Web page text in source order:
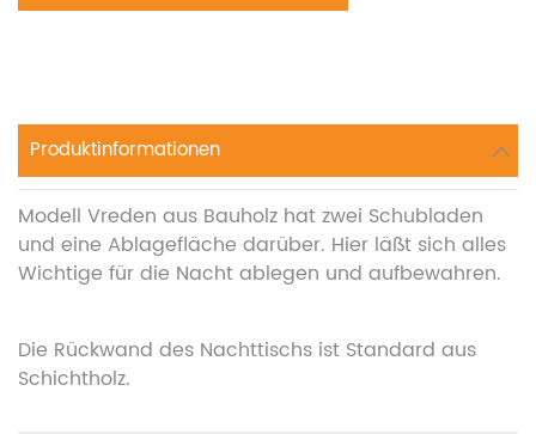
Produktinformationen
Modell Vreden aus Bauholz hat zwei Schubladen
und eine Ablagefläche darüber. Hier läßt sich alles
Wichtige für die Nacht ablegen und aufbewahren.
Die Rückwand des Nachttischs ist Standard aus
Schichtholz.